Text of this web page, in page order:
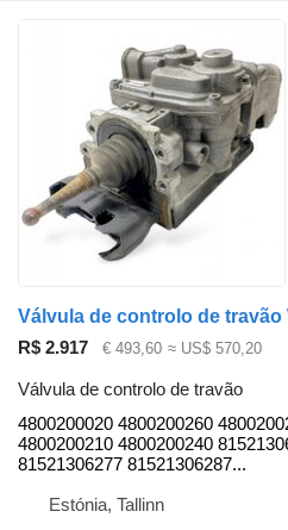
R$ 2.917 € 493,60 ≈ US$ 570,20
Válvula de controlo de travão
4800200020 4800200260
4800200210 4800200240
81521306277 81521306287...
Estónia, Tallinn